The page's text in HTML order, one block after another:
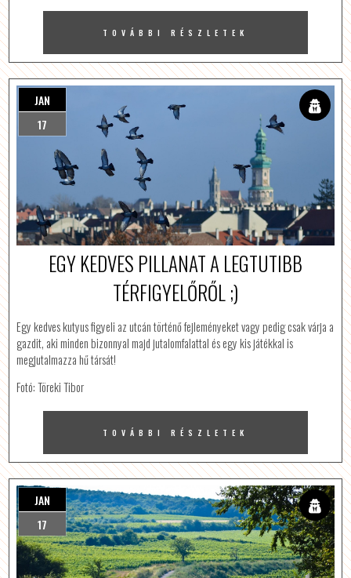
TOVÁBBI RÉSZLETEK
JAN
17
EGY KEDVES PILLANAT A LEGTUTIBB
TÉRFIGYELŐRŐL ;)
Egy kedves kutyus figyeli az utcán történő fejleményeket vagy pedig csak várja a
gazdit, aki minden bizonnyal majd jutalomfalattal és egy kis játékkal is
megjutalmazza hű társát!
Fotó: Töreki Tibor
TOVÁBBI RÉSZLETEK
JAN
17